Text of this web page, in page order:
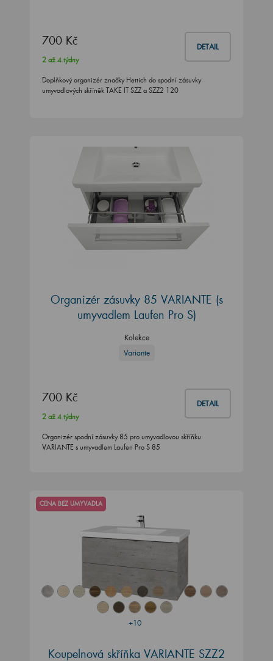
700 Kč DETAIL
2 až 4 týdny
Doplňkový organizér značky Hettich do spodní zásuvky
umyvadlových skříněk TAKE IT SZZ a SZZ2 120
Organizér zásuvky 85 VARIANTE (s
umyvadlem Laufen Pro S)
Kolekce
Variante
700 Kč DETAIL
2 až 4 týdny
Organizér spodní zásuvky 85 pro umyvadlovou skříňku
VARIANTE s umyvadlem Laufen Pro S 85
+10
CENA BEZ UMYVADLA
Koupelnová skříňka VARIANTE SZZ2